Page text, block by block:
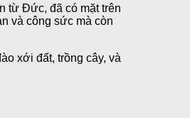
từ Đức, đã có mặt trên
và công sức mà còn
xới đất, trồng cây, và